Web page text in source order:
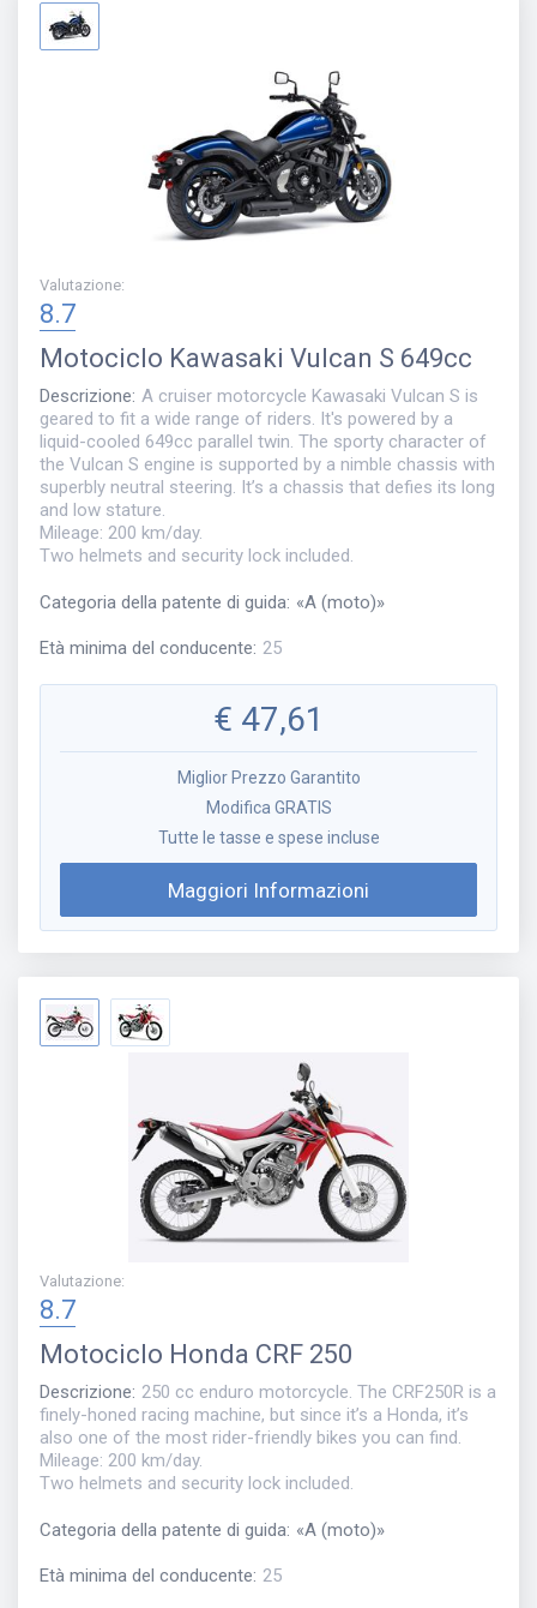
Valutazione:
8.7
Motociclo Kawasaki Vulcan S 649cc
Descrizione: A cruiser motorcycle Kawasaki Vulcan S is
geared to fit a wide range of riders. It's powered by a
liquid-cooled 649cc parallel twin. The sporty character of
the Vulcan S engine is supported by a nimble chassis with
superbly neutral steering. It’s a chassis that defies its long
and low stature.
Mileage: 200 km/day.
Two helmets and security lock included.
Categoria della patente di guida: «A (moto)»
Età minima del conducente: 25
€ 47,61
Miglior Prezzo Garantito
Modifica GRATIS
Tutte le tasse e spese incluse
Maggiori Informazioni
Valutazione:
8.7
Motociclo Honda CRF 250
Descrizione: 250 cc enduro motorcycle. The CRF250R is a
finely-honed racing machine, but since it’s a Honda, it’s
also one of the most rider-friendly bikes you can find.
Mileage: 200 km/day.
Two helmets and security lock included.
Categoria della patente di guida: «A (moto)»
Età minima del conducente: 25